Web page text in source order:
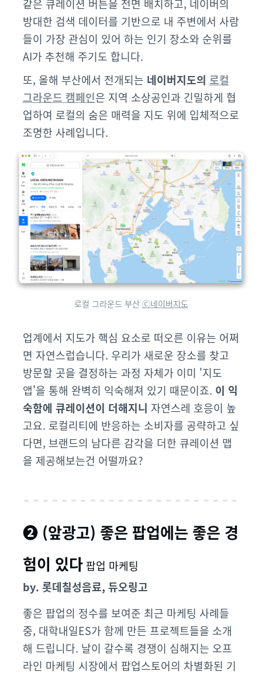
같은 큐레이션 버튼을 전면 배치하고, 네이버의
방대한 검색 데이터를 기반으로 내 주변에서 사람
들이 가장 관심이 있어 하는 인기 장소와 순위를
AI가 추천해 주기도 합니다.
또, 올해 부산에서 전개되는 네이버지도의 로컬
그라운드 캠페인은 지역 소상공인과 긴밀하게 협
업하여 로컬의 숨은 매력을 지도 위에 입체적으로
조명한 사례입니다.
로컬 그라운드 부산 Ⓒ네이버지도
업계에서 지도가 핵심 요소로 떠오른 이유는 어쩌
면 자연스럽습니다. 우리가 새로운 장소를 찾고
방문할 곳을 결정하는 과정 자체가 이미 '지도
앱'을 통해 완벽히 익숙해져 있기 때문이죠. 이 익
숙함에 큐레이션이 더해지니 자연스레 호응이 높
고요. 로컬리티에 반응하는 소비자를 공략하고 싶
다면, 브랜드의 남다른 감각을 더한 큐레이션 맵
을 제공해보는건 어떨까요?
❷(앞광고) 좋은 팝업에는 좋은 경
험이 있다팝업 마케팅
by. 롯데칠성음료, 듀오링고
좋은 팝업의 정수를 보여준 최근 마케팅 사례들
중, 대학내일ES가 함께 만든 프로젝트들을 소개
해 드립니다. 날이 갈수록 경쟁이 심해지는 오프
라인 마케팅 시장에서 팝업스토어의 차별화된 기